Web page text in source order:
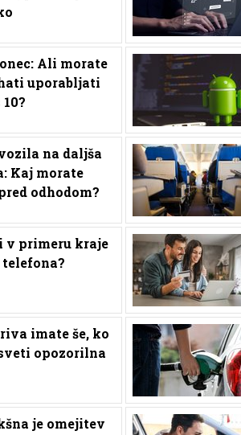
Ali morate
uporabljati
na daljša
Kaj morate
odhodom?
v primeru kraje
imate še, ko
opozorilna
je omejitev